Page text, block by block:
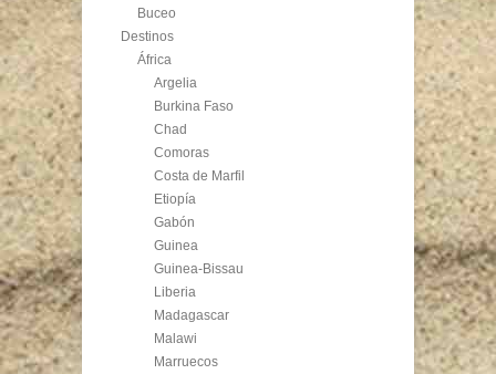
Buceo
Destinos
África
Argelia
Burkina Faso
Chad
Comoras
Costa de Marfil
Etiopía
Gabón
Guinea
Guinea-Bissau
Liberia
Madagascar
Malawi
Marruecos